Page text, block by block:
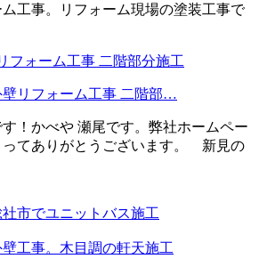
工事。リフォーム現場の塗装工事で
壁リフォーム工事 二階部…
！かべや 瀬尾です。弊社ホームペー
ってありがとうございます。 新見の
市でユニットバス施工
工事。木目調の軒天施工